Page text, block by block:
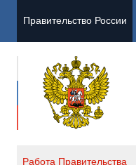
Правительство России
Работа Правительства